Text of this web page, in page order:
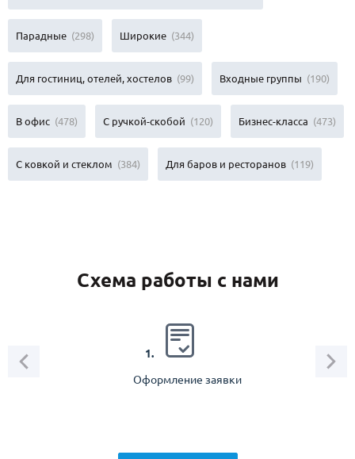
Парадные (298) Широкие (344)
Для гостиниц, отелей, хостелов (99) Входные группы (190)
В офис (478) С ручкой-скобой (120) Бизнес-класса (473)
С ковкой и стеклом (384) Для баров и ресторанов (119)
Схема работы с нами
1.
Оформление заявки